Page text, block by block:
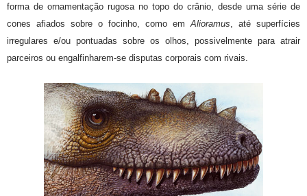
forma de ornamentação rugosa no topo do crânio, desde uma série de
cones afiados sobre o focinho, como em Alioramus , até superfícies
irregulares e/ou pontuadas sobre os olhos, possivelmente para atrair
parceiros ou engalfinharem-se disputas corporais com rivais.